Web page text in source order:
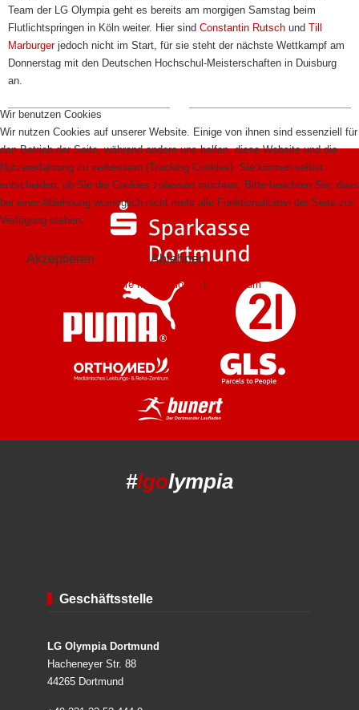
Team der LG Olympia geht es bereits am morgigen Samstag beim
Flutlichtspringen in Köln weiter. Hier sind Constantin Rutsch und Till
Marburgerjedoch nicht im Start, für sie steht der nächste Wettkampf am
Donnerstag mit den Deutschen Hochschul-Meisterschaften in Duisburg
an.
#lgolympia
Geschäftsstelle
LG Olympia Dortmund
Hacheneyer Str. 88
44265 Dortmund
Wir benutzen Cookies
Wir nutzen Cookies auf unserer Website. Einige von ihnen sind essenziell für
den Betrieb der Seite, während andere uns helfen, diese Website und die
Nutzererfahrung zu verbessern (Tracking Cookies). Sie können selbst
entscheiden, ob Sie die Cookies zulassen möchten. Bitte beachten Sie, dass
bei einer Ablehnung womöglich nicht mehr alle Funktionalitäten der Seite zur
Verfügung stehen.
Akzeptieren Ablehnen
Weitere Informationen Impressum